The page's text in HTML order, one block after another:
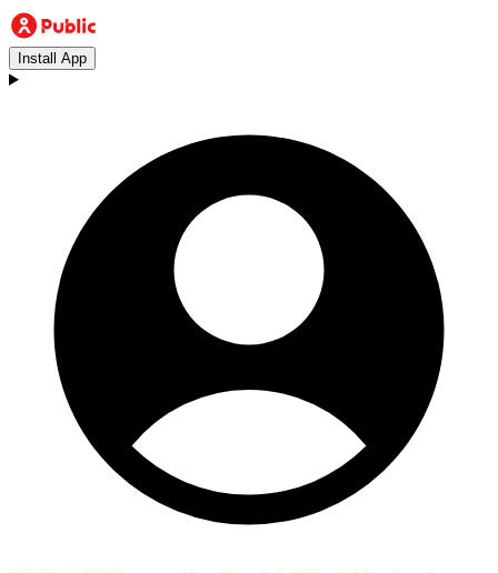
Install App